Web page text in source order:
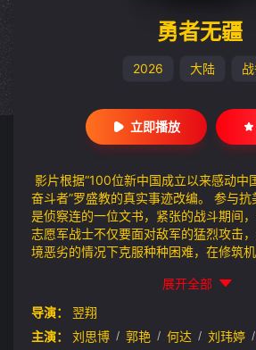
勇者无疆
2026 大陆
立即播放
影片根据“100位新中国成立以来感动中
奋斗者”罗盛教的真实事迹改编。 参与
是侦察连的一位文书，紧张的战斗期间
志愿军战士不仅要面对敌军的猛烈攻击
境恶劣的情况下克服种种困难，在修筑
为抗美援朝战争做出了巨大贡献。在一
发现一名不慎跌入冰窟的孩童，面对-
都没想便跳入了冰窟当中，用自己的全
终因体力耗尽英勇牺牲。 每一位志愿军
展开全部
导演：
翌翔
主演：
刘思博 / 郭艳 / 何达 / 刘玮婷 /